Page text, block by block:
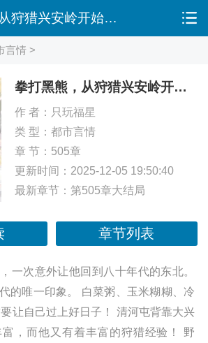
言情 >
拳打黑熊，从狩猎兴安岭开始崛起
作 者： 只玩福星
类 型： 都市言情
章 节：505章
更新时间：2025-12-05 19:50:40
最新章节： 第505章大结局
章节列表
一次意外让他回到八十年代的东北。
的唯一印象。 白菜粥、玉米糊糊、冷
让自己过上好日子！ 清河屯背靠大兴
，而他又有着丰富的狩猎经验！ 野
拳打黑熊，从狩猎兴安岭开始崛起